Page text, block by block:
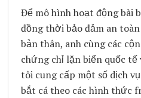
Để mô hình hoạt động bài
đồng thời bảo đảm an
bản thân, anh cùng các
chứng chỉ lặn biển quốc tế
tôi cung cấp một số dịch
bắt cá theo các hình thức